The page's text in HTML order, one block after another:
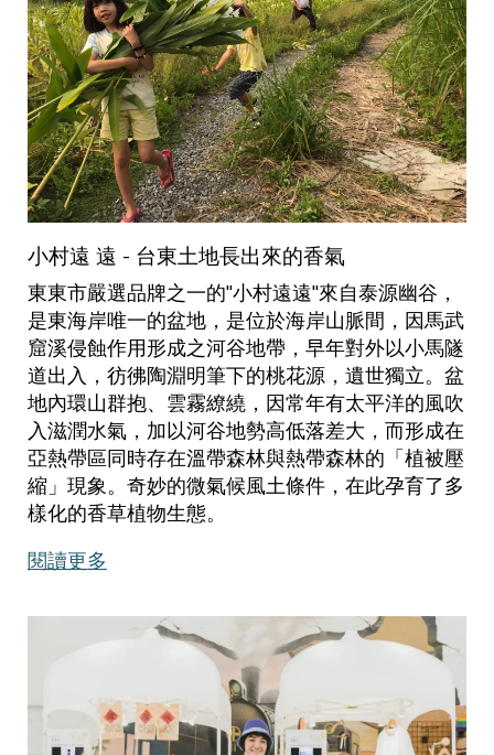
小村遠 遠 - 台東土地長出來的香氣
東東市嚴選品牌之一的"小村遠遠"來自泰源幽谷，
是東海岸唯一的盆地，是位於海岸山脈間，因馬武
窟溪侵蝕作用形成之河谷地帶，早年對外以小馬隧
道出入，彷彿陶淵明筆下的桃花源，遺世獨立。盆
地內環山群抱、雲霧繚繞，因常年有太平洋的風吹
入滋潤水氣，加以河谷地勢高低落差大，而形成在
亞熱帶區同時存在溫帶森林與熱帶森林的「植被壓
縮」現象。奇妙的微氣候風土條件，在此孕育了多
樣化的香草植物生態。
閱讀更多